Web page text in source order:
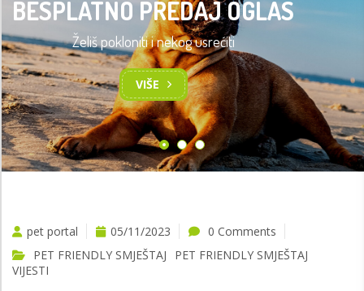
BESPLATNO PREDAJ OGLAS
Želiš pokloniti i nekog usrećiti
VIŠE
pet portal 05/11/2023
0 Comments
PET FRIENDLY SMJEŠTAJ
PET FRIENDLY SMJEŠTAJ
VIJESTI